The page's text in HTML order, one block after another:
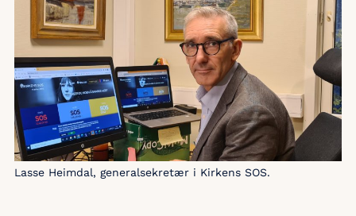
Lasse Heimdal, generalsekretær i Kirkens SOS.